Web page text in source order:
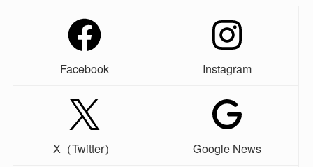
Facebook Instagram
X（Twitter） Google News